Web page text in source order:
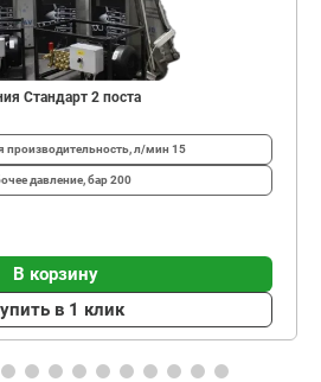
Стандарт 2 поста
производительность, л/мин 15
давление, бар200
В корзину
в 1 клик